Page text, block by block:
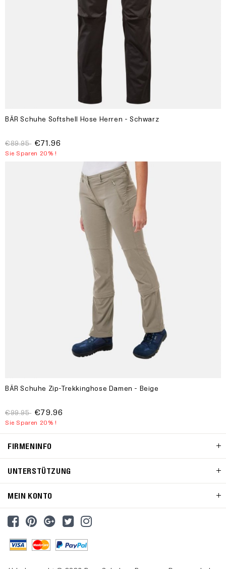
BÄR Schuhe Softshell Hose Herren - Schwarz
€89.95 €71.96
Sie Sparen 20% !
BÄR Schuhe Zip-Trekkinghose Damen - Beige
€99.95 €79.96
Sie Sparen 20% !
FIRMENINFO
UNTERSTÜTZUNG
MEIN KONTO